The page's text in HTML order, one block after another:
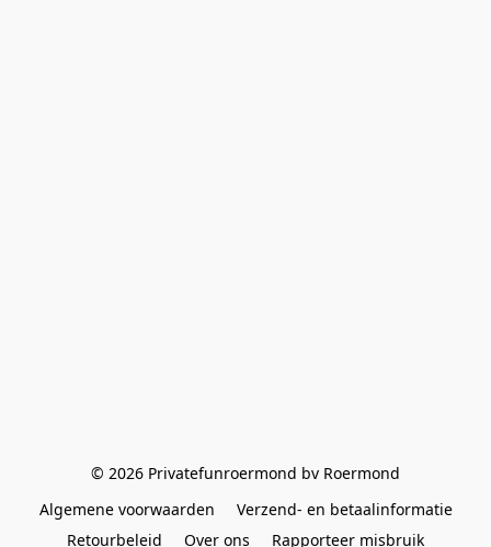
© 2026 Privatefunroermond bv Roermond
Algemene voorwaarden
Verzend- en betaalinformatie
Retourbeleid
Over ons Rapporteer misbruik